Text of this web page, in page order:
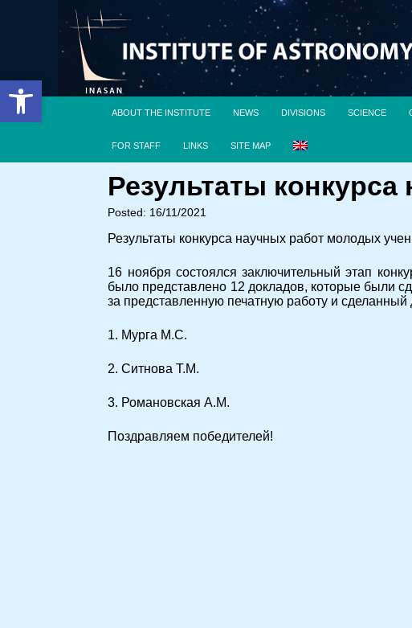
Open toolbar
ABOUT THE INSTITUTE NEWS DIVISIONS SCIENCE
FOR STAFF LINKS SITE MAP
Результаты
Posted: 16/11/2021
Результаты конкурса научных работ молодых
16 ноября состоялся заключительный этап
было представлено 12 докладов, которые были
за представленную печатную работу и
1. Мурга М.С.
2. Ситнова Т.М.
3. Романовская А.М.
Поздравляем победителей!